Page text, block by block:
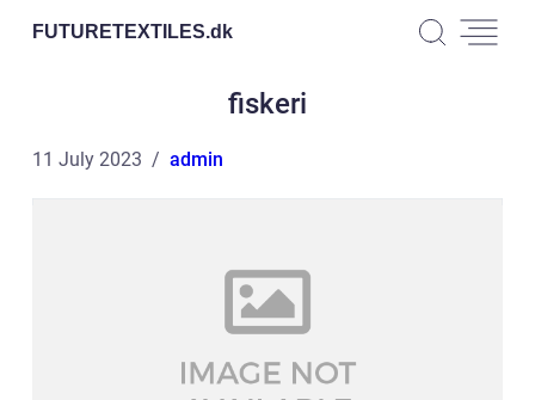
FUTURETEXTILES.dk
fiskeri
11 July 2023 admin